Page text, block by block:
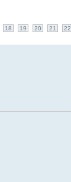
18 19 20 21 22